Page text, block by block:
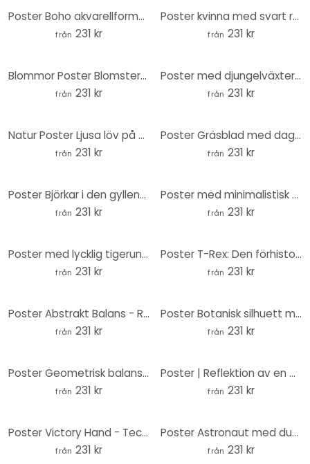
Poster Boho akvarellformer i bruna toner - Costa - Rund
från 231 kr
Poster kvinna med svart randig klänning - Müller - Rund
från 231 kr
Blommor Poster Blomsterprakt i lila toner - Illustration av anis - Rund
från 231 kr
Poster med djungelväxter - Jaszke - Rund
från 231 kr
Natur Poster Ljusa löv på hösten - Jaszke - Rund
från 231 kr
Poster Gräsblad med daggdroppar - Sillen - Rund
från 231 kr
Poster Björkar i den gyllene morgondaggen - Cui - Round
från 231 kr
Poster med minimalistisk bergsskiss - Alma - Rund
från 231 kr
Poster med lycklig tigerunge - Magnusson - Rund
från 231 kr
Poster T-Rex: Den förhistoriska tidens vilda ansikte - Jaszke - Rund
från 231 kr
Poster Abstrakt Balans - Retro bågar och cirklar - Costa - Rund
från 231 kr
Poster Botanisk silhuett med utsmyckad geometri - Costa - Rund
från 231 kr
Poster Geometrisk balans - Abstrakt komposition - Costa - Rund
från 231 kr
Poster | Reflektion av en giraff i det vilda - Amtmann - Rund
från 231 kr
Poster Victory Hand - Tecken på fred och seger - Bühler - Rund
från 231 kr
Poster Astronaut med duva - Kuryliuk - Rund
från 231 kr